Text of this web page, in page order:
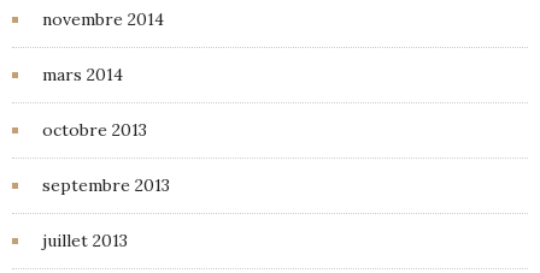
novembre 2014
mars 2014
octobre 2013
septembre 2013
juillet 2013